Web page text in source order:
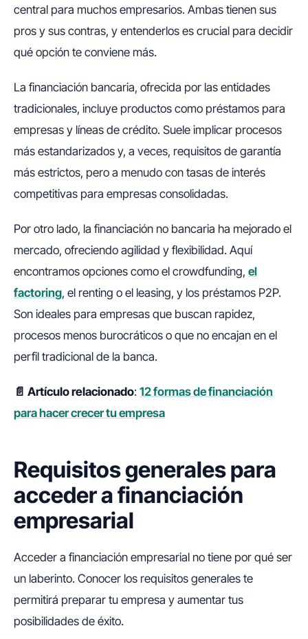
central para muchos empresarios. Ambas tienen sus
pros y sus contras, y entenderlos es crucial para decidir
qué opción te conviene más.
La financiación bancaria, ofrecida por las entidades
tradicionales, incluye productos como préstamos para
empresas y líneas de crédito. Suele implicar procesos
más estandarizados y, a veces, requisitos de garantía
más estrictos, pero a menudo con tasas de interés
competitivas para empresas consolidadas.
Por otro lado, la financiación no bancaria ha mejorado el
mercado, ofreciendo agilidad y flexibilidad. Aquí
encontramos opciones como el crowdfunding, el
factoring, el renting o el leasing, y los préstamos P2P.
Son ideales para empresas que buscan rapidez,
procesos menos burocráticos o que no encajan en el
perfil tradicional de la banca.
📄 Artículo relacionado: 12 formas de financiación
para hacer crecer tu empresa
Requisitos generales para
acceder a financiación
empresarial
Acceder a financiación empresarial no tiene por qué ser
un laberinto. Conocer los requisitos generales te
permitirá preparar tu empresa y aumentar tus
posibilidades de éxito.